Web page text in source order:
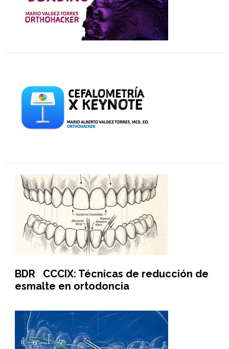
BDR CCCIX: Técnicas de reducción de
esmalte en ortodoncia